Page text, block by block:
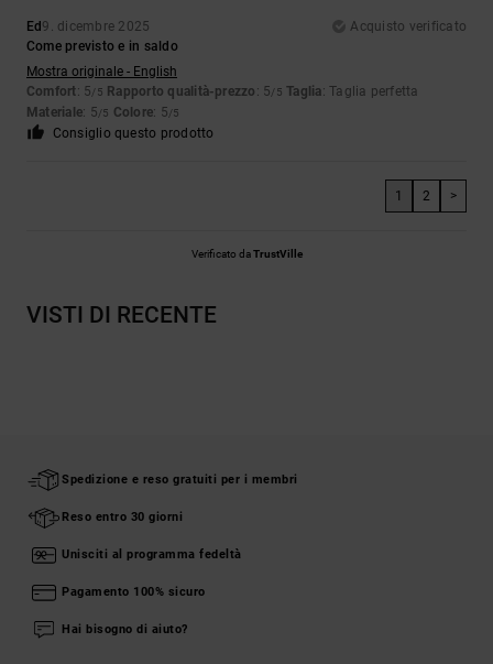
Ed 9. dicembre 2025
Acquisto verificato
Come previsto e in saldo
Mostra originale - English
Comfort: 5/5 Rapporto qualità-prezzo : 5/5 Taglia: Taglia perfetta
Materiale: 5/5 Colore: 5/5
Consiglio questo prodotto
1 2 >
Verificato daTrustVille
VISTI DI RECENTE
Spedizione e reso gratuiti per i membri
Reso entro 30 giorni
Unisciti al programma fedeltà
Pagamento 100% sicuro
Hai bisogno di aiuto?